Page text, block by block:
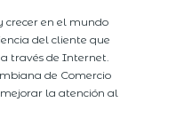
crecer en el mundo
del cliente que
través de Internet.
de Comercio
la atención al